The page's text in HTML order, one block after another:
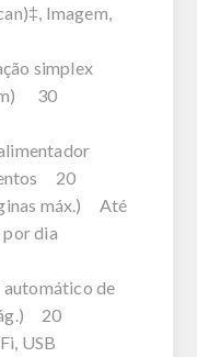
Imagem,
simplex
30
20
máx.) Até
dia
automático de
20
USB